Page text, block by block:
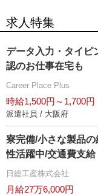
求人特集
データ入力・タイピ
認のお仕事在宅も
Career Place Plus
時給1,500円～1,700円
派遣社員 / 大阪府
寮完備/小さな製品
性活躍中/交通費支給
日総工産株式会社
月給27万6,000円